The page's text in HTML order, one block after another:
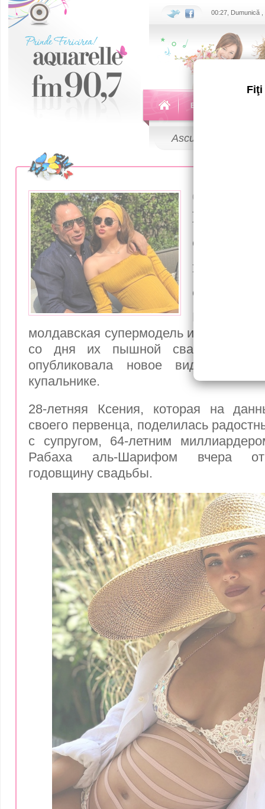
Fiţi
00:27, Dumunică ,
Echipa
Ascultă
05 Iunie 2018
Ксения
супруг
вторую
свадьбы
молдавская супермодель и ее супруг
со дня их пышной свадьбы. В
опубликовала новое видео и
купальнике.
28-летняя Ксения, которая на
своего первенца, поделилась
с супругом, 64-летним
Рабаха аль-Шарифом вчера
годовщину свадьбы.